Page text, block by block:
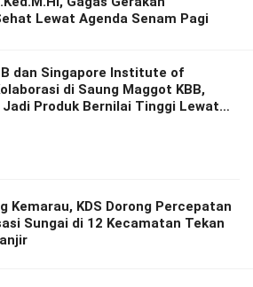
Lewat Agenda Senam Pagi
dan Singapore Institute of
di Saung Maggot KBB,
Produk Bernilai Tinggi Lewat
Kemarau, KDS Dorong Percepatan
Sungai di 12 Kecamatan Tekan